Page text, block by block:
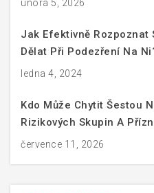
února 5, 2026
Jak Efektivně Rozpoznat
Dělat Při Podezření Na
ledna 4, 2024
Kdo Může Chytit Šestou
Rizikových Skupin A
července 11, 2026